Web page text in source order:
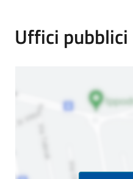
Uffici pubblici